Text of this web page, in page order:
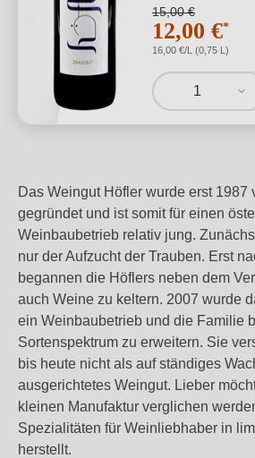
15,00 €
12,00 €*
16,00 €/L (0,75 L)
1
Das Weingut Höfler wurde erst 1987
gegründet und ist somit für einen
Weinbaubetrieb relativ jung.
nur der Aufzucht der Trauben. Erst
begannen die Höflers neben dem
auch Weine zu keltern. 2007 wurde
ein Weinbaubetrieb und die Familie
Sortenspektrum zu erweitern. Sie
bis heute nicht als auf ständiges
ausgerichtetes Weingut. Lieber
kleinen Manufaktur verglichen
Spezialitäten für Weinliebhaber in
herstellt.